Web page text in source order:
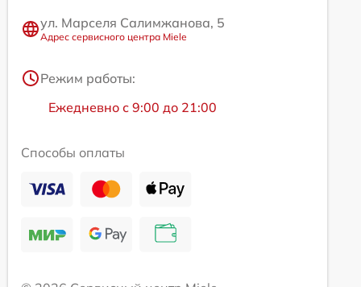
ул. Марселя Салимжанова, 5
Адрес сервисного центра Miele
Режим работы:
Ежедневно с 9:00 до 21:00
Способы оплаты